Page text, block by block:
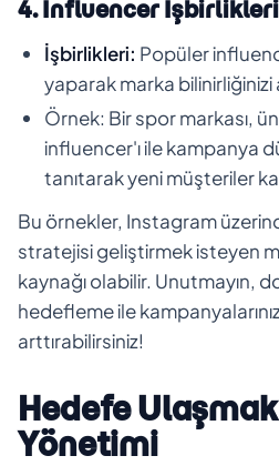
4. Influencer İşbirlikleri
İşbirlikleri: Popüler
yaparak marka bilinirliğinizi
Örnek: Bir spor markası,
influencer'ı ile kampanya
tanıtarak yeni müşteriler
Bu örnekler, Instagram
stratejisi geliştirmek isteyen
kaynağı olabilir. Unutmayın,
hedefleme ile
arttırabilirsiniz!
Hedefe
Yönetimi